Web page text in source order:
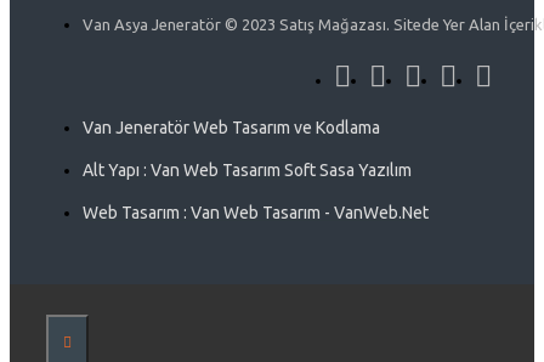
Van Asya Jeneratör © 2023 Satış Mağazası. Sitede Yer Alan
Van Jeneratör Web Tasarım ve Kodlama
Alt Yapı : Van Web Tasarım Soft Sasa Yazılım
Web Tasarım : Van Web Tasarım - VanWeb.Net